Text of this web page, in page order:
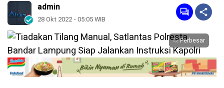
admin
28 Okt 2022 - 05:05 WIB
Perbesar